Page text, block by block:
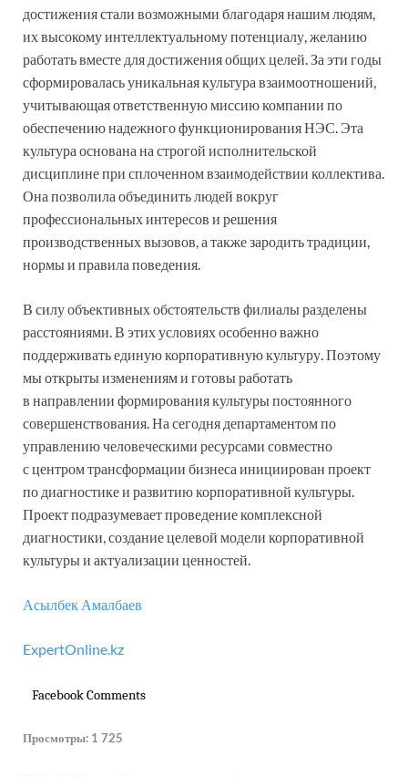
достижения стали возможными благодаря нашим людям,
их высокому интеллектуальному потенциалу, желанию
работать вместе для достижения общих целей. За эти годы
сформировалась уникальная культура взаимоотношений,
учитывающая ответственную миссию компании по
обеспечению надежного функционирования НЭС. Эта
культура основана на строгой исполнительской
дисциплине при сплоченном взаимодействии коллектива.
Она позволила объединить людей вокруг
профессиональных интересов и решения
производственных вызовов, а также зародить традиции,
нормы и правила поведения.
В силу объективных обстоятельств филиалы разделены
расстояниями. В этих условиях особенно важно
поддерживать единую корпоративную культуру. Поэтому
мы открыты изменениям и готовы работать
в направлении формирования культуры постоянного
совершенствования. На сегодня департаментом по
управлению человеческими ресурсами совместно
с центром трансформации бизнеса инициирован проект
по диагностике и развитию корпоративной культуры.
Проект подразумевает проведение комплексной
диагностики, создание целевой модели корпоративной
культуры и актуализации ценностей.
Асылбек Амалбаев
ExpertOnline.kz
Facebook Comments
Просмотры: 1 725